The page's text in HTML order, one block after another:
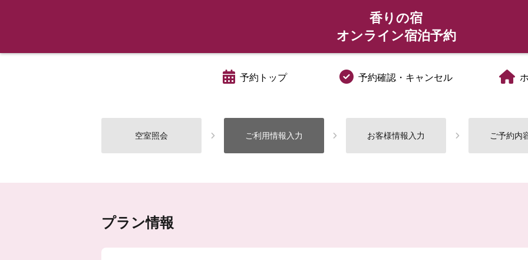
香りの宿
オンライン宿泊予約
予約トップ 予約確認・キャンセル
空室照会 ご利用情報入力 お客様情報入力 ご予約内
プラン情報